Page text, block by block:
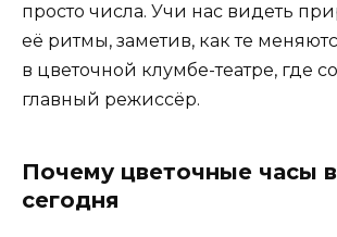
просто числа. Учи нас видеть
её ритмы, заметив, как те
в цветочной клумбе-театре, где
главный режиссёр.
Почему цветочные часы
сегодня